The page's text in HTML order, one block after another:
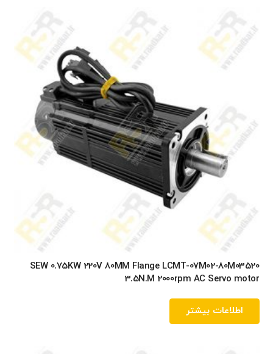
SEW 0.75KW 220V 80MM Flange LCMT-07M02-80M03520
3.5N.M 2000rpm AC Servo motor
اطلاعات بیشتر